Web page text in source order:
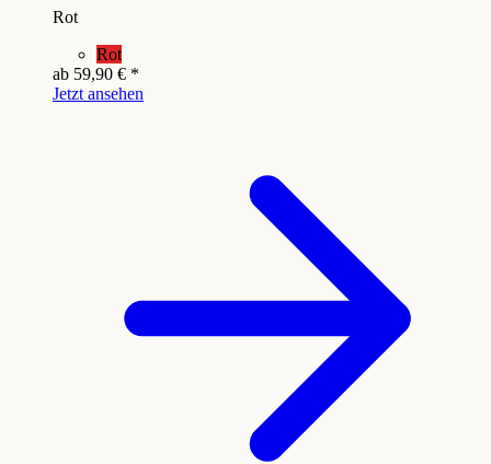
Rot
Rot
ab 59,90 € *
Jetzt ansehen